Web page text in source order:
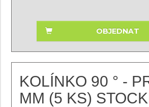
OBJEDNAT
KOLÍNKO 90 ° -
MM (5 KS)